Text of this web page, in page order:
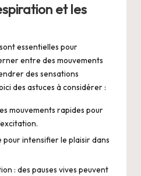
et les
essentielles pour
entre des mouvements
des sensations
des astuces à considérer :
mouvements rapides pour
intensifier le plaisir dans
: des pauses vives peuvent